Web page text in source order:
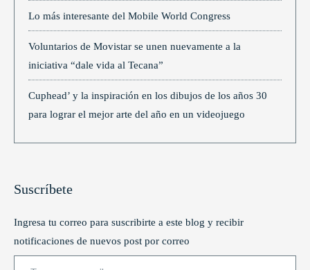
Lo más interesante del Mobile World Congress
Voluntarios de Movistar se unen nuevamente a la
iniciativa “dale vida al Tecana”
Cuphead’ y la inspiración en los dibujos de los años 30
para lograr el mejor arte del año en un videojuego
Suscríbete
Ingresa tu correo para suscribirte a este blog y recibir
notificaciones de nuevos post por correo
Type your email…